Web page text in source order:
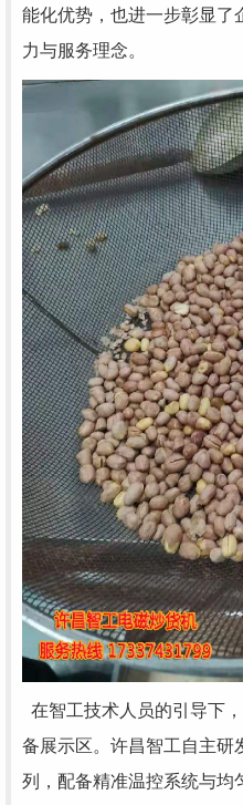
能化优势，也进一步彰显了
力与服务理念。
在智工技术人员的引导下
备展示区。许昌智工自主研
列，配备精准温控系统与均